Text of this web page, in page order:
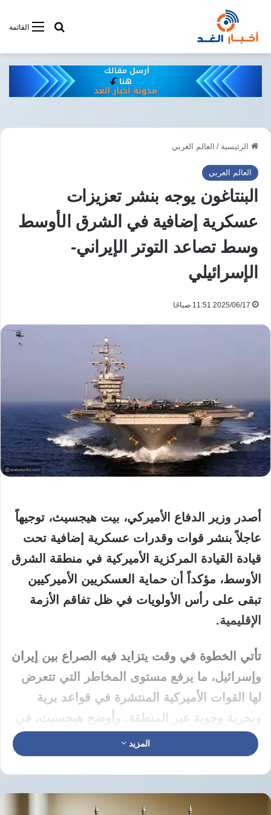
القائمةأبحت فى
الرئيسية / العالم العربي
العالم العربي
البنتاغون يوجه بنشر تعزيزات
عسكرية إضافية في الشرق الأوسط
وسط تصاعد التوتر الإيراني-
الإسرائيلي
2025/06/17 11:51 صباحًا
أصدر وزير الدفاع الأميركي، بيت هيجسيث، توجيهاً
عاجلاً بنشر قوات وقدرات عسكرية إضافية تحت
قيادة القيادة المركزية الأميركية في منطقة الشرق
الأوسط، مؤكداً أن حماية العسكريين الأميركيين
تبقى على رأس الأولويات في ظل تفاقم الأزمة
الإقليمية.
تأتي الخطوة في وقت يتزايد فيه الصراع بين إيران
وإسرائيل، ما يرفع مستوى المخاطر التي تتعرض
لها القوات الأميركية المنتشرة في قواعد برية
وبحرية وجوية عبر المنطقة. وأوضح هيجسيث، في
بيان نُشر على منصة “إكس”، أن التعزيزات تشمل
وحدات دفاع جوي وصاروخي، بالإضافة إلى منصات
مراقبة واستطلاع متقدمة، دون الكشف عن أعداد
محددة أو مواقع التمركز لأسباب أمنية.
المزيد